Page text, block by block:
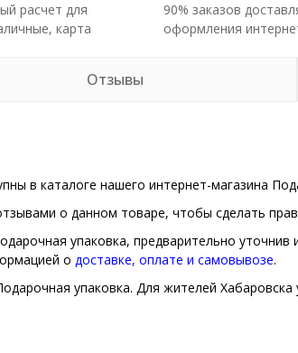
расчет для
карта
90% заказов
оформления
Отзывы
в каталоге нашего интернет-магазина
о данном товаре, чтобы сделать
упаковка, предварительно
о доставке, оплате и самовывозе.
упаковка. Для жителей